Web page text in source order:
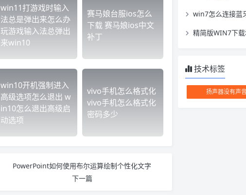
win11打游戏时输入
法总是弹出来怎么办
玩游戏输入法总弹出
来win10
赛马娘台服ios怎么
下载 赛马娘ios中文
补丁
win10开机强制进入
高级选项怎么退出 w
in10怎么退出高级启
动选项
vivo手机怎么格式化
vivo手机怎么格式化
密码多少
PowerPoint如何使用布尔运算绘制个性化文字
下一篇
win7怎么连接蓝牙
精简版WIN7下
技术标签
扬声器没有声